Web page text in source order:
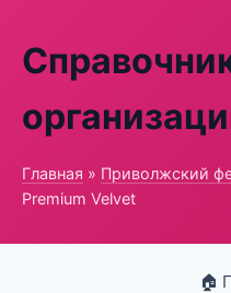
Главная » Приволжский
Premium Velvet
🏠